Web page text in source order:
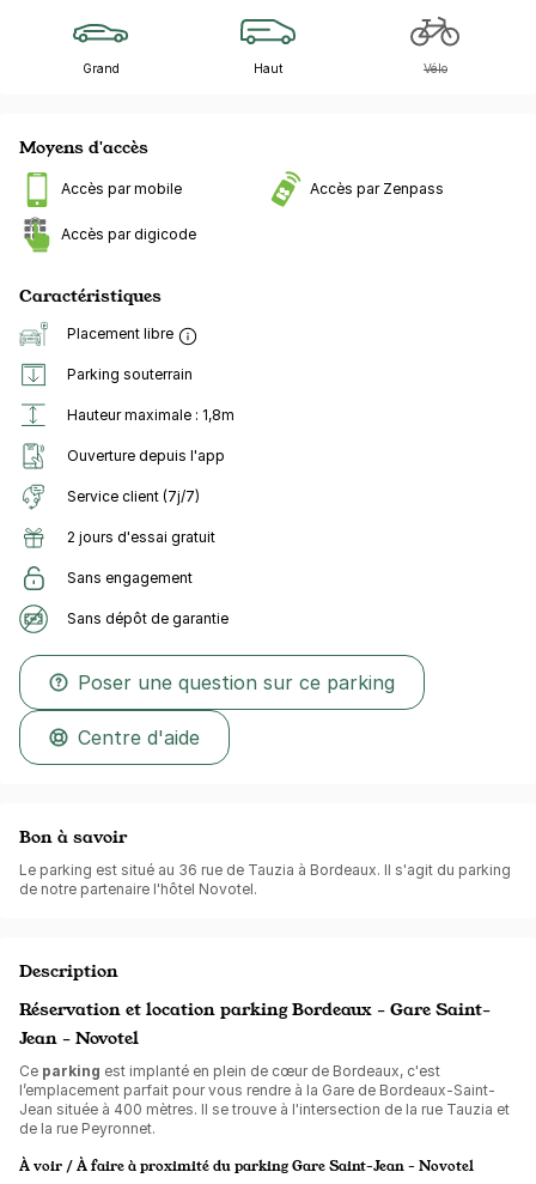
Grand Haut Vélo
Moyens d'accès
Accès par mobile Accès par Zenpass
Accès par digicode
Caractéristiques
Placement libre
Parking souterrain
Hauteur maximale : 1,8m
Ouverture depuis l'app
Service client (7j/7)
2 jours d'essai gratuit
Sans engagement
Sans dépôt de garantie
Poser une question sur ce parking
Centre d'aide
Bon à savoir
Le parking est situé au 36 rue de Tauzia à Bordeaux. Il s'agit du parking
de notre partenaire l'hôtel Novotel.
Description
Réservation et location parking Bordeaux - Gare Saint-
Jean - Novotel
Ce parking est implanté en plein de cœur de Bordeaux, c'est
l’emplacement parfait pour vous rendre à la Gare de Bordeaux-Saint-
Jean située à 400 mètres. Il se trouve à l'intersection de la rue Tauzia et
de la rue Peyronnet.
À voir / À faire à proximité du parking Gare Saint-Jean - Novotel